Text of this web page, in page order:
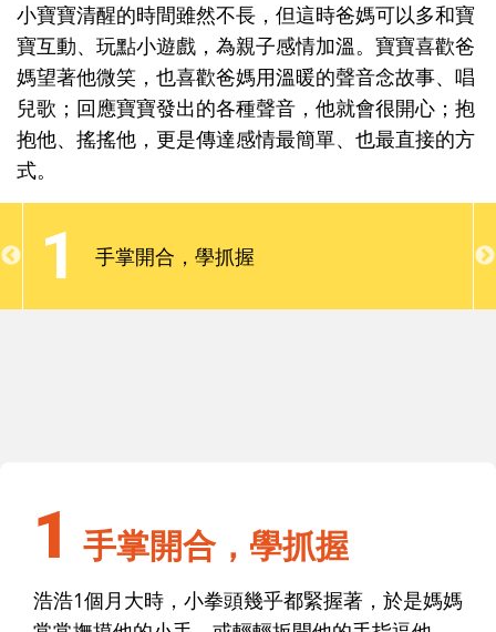
小寶寶清醒的時間雖然不長，但這時爸媽可以多和寶
寶互動、玩點小遊戲，為親子感情加溫。寶寶喜歡爸
媽望著他微笑，也喜歡爸媽用溫暖的聲音念故事、唱
兒歌；回應寶寶發出的各種聲音，他就會很開心；抱
抱他、搖搖他，更是傳達感情最簡單、也最直接的方
式。
1 手掌開合，學抓握
和小寶寶互動玩遊戲
小寶寶清醒的時間雖然不長，但這時爸媽可以多和寶
寶互動、玩點小遊戲，為親子感情加溫。寶寶喜歡爸
媽望著他微笑，也喜歡爸媽用溫暖的聲音念故事、唱
式。
1 手掌開合，學抓握
浩浩1個月大時，小拳頭幾乎都緊握著，於是媽媽